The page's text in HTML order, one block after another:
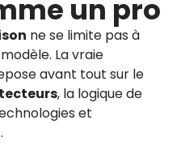
un pro
ne se limite pas à
La vraie
avant tout sur le
, la logique de
et